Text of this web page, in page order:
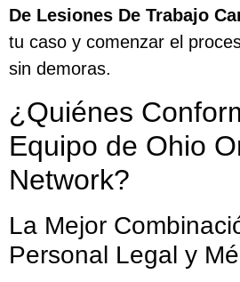
De Lesiones De Trabajo
tu caso y comenzar el
sin demoras.
¿Quiénes
Equipo de Ohio
Network?
La Mejor
Personal Legal y